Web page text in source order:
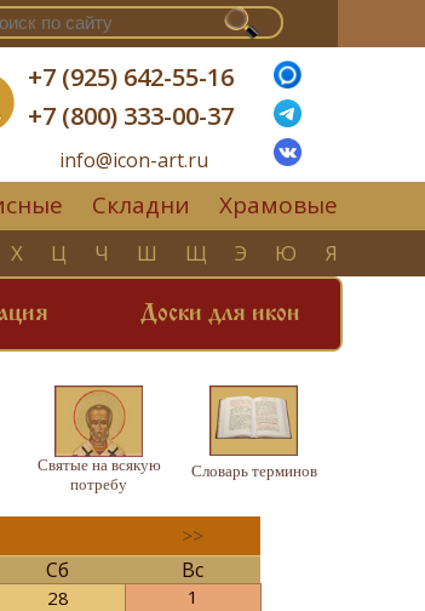
+7 (925) 642-55-16
+7 (800) 333-00-37
info@icon-art.ru
Складни Храмовые
Х Ц Ч Ш Щ Э Ю Я
Доски для икон
Святые на всякую
потребу
Словарь терминов
>>
Сб Вс
28
1